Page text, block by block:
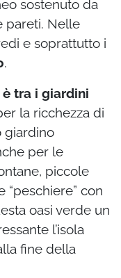
sostenuto da
pareti. Nelle
e soprattutto i
.
tra i giardini
la ricchezza di
giardino
per le
piccole
“peschiere” con
oasi verde un
l’isola
fine della